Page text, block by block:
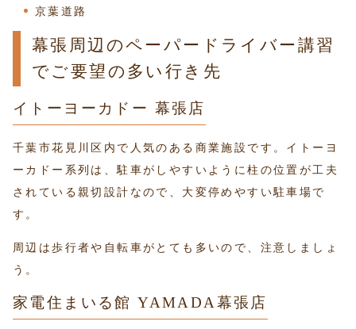
京葉道路
幕張周辺のペーパードライバー講習
でご要望の多い行き先
イトーヨーカドー 幕張店
千葉市花見川区内で人気のある商業施設です。イトーヨ
ーカドー系列は、駐車がしやすいように柱の位置が工夫
されている親切設計なので、大変停めやすい駐車場で
す。
周辺は歩行者や自転車がとても多いので、注意しましょ
う。
家電住まいる館 YAMADA幕張店